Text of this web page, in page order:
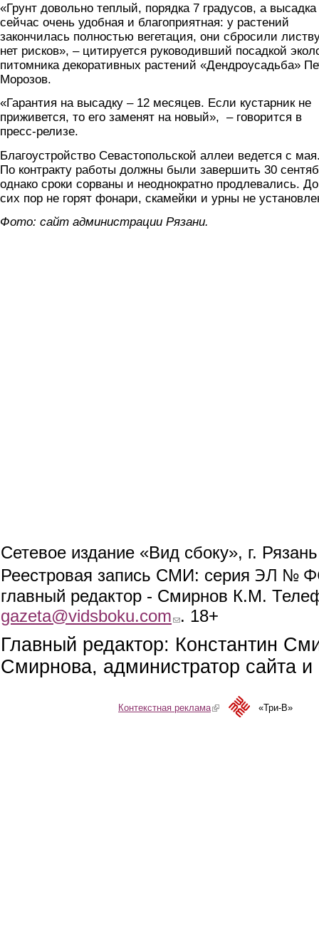
«Грунт довольно теплый, порядка 7 градусов, а высадка
сейчас очень удобная и благоприятная: у растений
закончилась полностью вегетация, они сбросили
нет рисков», – цитируется руководивший посадкой
питомника декоративных растений «Дендроусадьба»
Морозов.
«Гарантия на высадку – 12 месяцев. Если кустарник не
приживется, то его заменят на новый», – говорится в
пресс-релизе.
Благоустройство Севастопольской аллеи ведется с
По контракту работы должны были завершить 30
однако сроки сорваны и неоднократно продлевались. До
сих пор не горят фонари, скамейки и урны не
Фото: сайт администрации Рязани.
Сетевое издание «Вид сбоку», г.
Реестровая запись СМИ: серия ЭЛ №
главный редактор - Смирнов К.М.
gazeta@vidsboku.com (link sends e-mail)
. 18+
Главный редактор: Константин
Смирнова, администратор сайта
Контекстная реклама(link is external)«Три-В»